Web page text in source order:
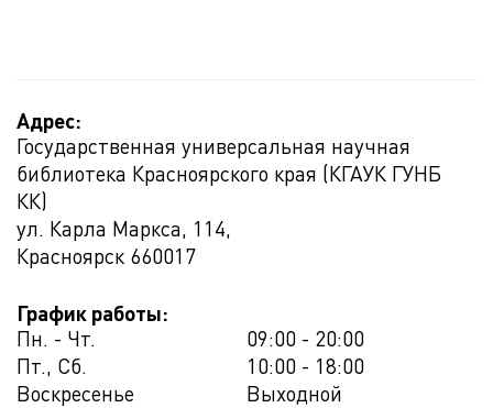
Адрес:
Государственная универсальная научная
библиотека Красноярского края (КГАУК ГУНБ
КК)
ул. Карла Маркса, 114,
Красноярск 660017
График работы:
Пн. - Чт.
09:00 - 20:00
Пт., Сб.
10:00 - 18:00
Воскресенье
Выходной